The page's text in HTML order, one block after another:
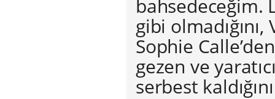
bahsedeceğim.
gibi
Sophie
gezen ve
serbest